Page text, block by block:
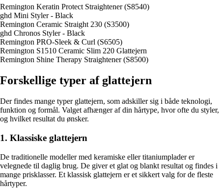
Remington Keratin Protect Straightener (S8540)
ghd Mini Styler - Black
Remington Ceramic Straight 230 (S3500)
ghd Chronos Styler - Black
Remington PRO-Sleek & Curl (S6505)
Remington S1510 Ceramic Slim 220 Glattejern
Remington Shine Therapy Straightener (S8500)
Forskellige typer af glattejern
Der findes mange typer glattejern, som adskiller sig i både teknologi,
funktion og formål. Valget afhænger af din hårtype, hvor ofte du styler,
og hvilket resultat du ønsker.
1. Klassiske glattejern
De traditionelle modeller med keramiske eller titaniumplader er
velegnede til daglig brug. De giver et glat og blankt resultat og findes i
mange prisklasser. Et klassisk glattejern er et sikkert valg for de fleste
hårtyper.